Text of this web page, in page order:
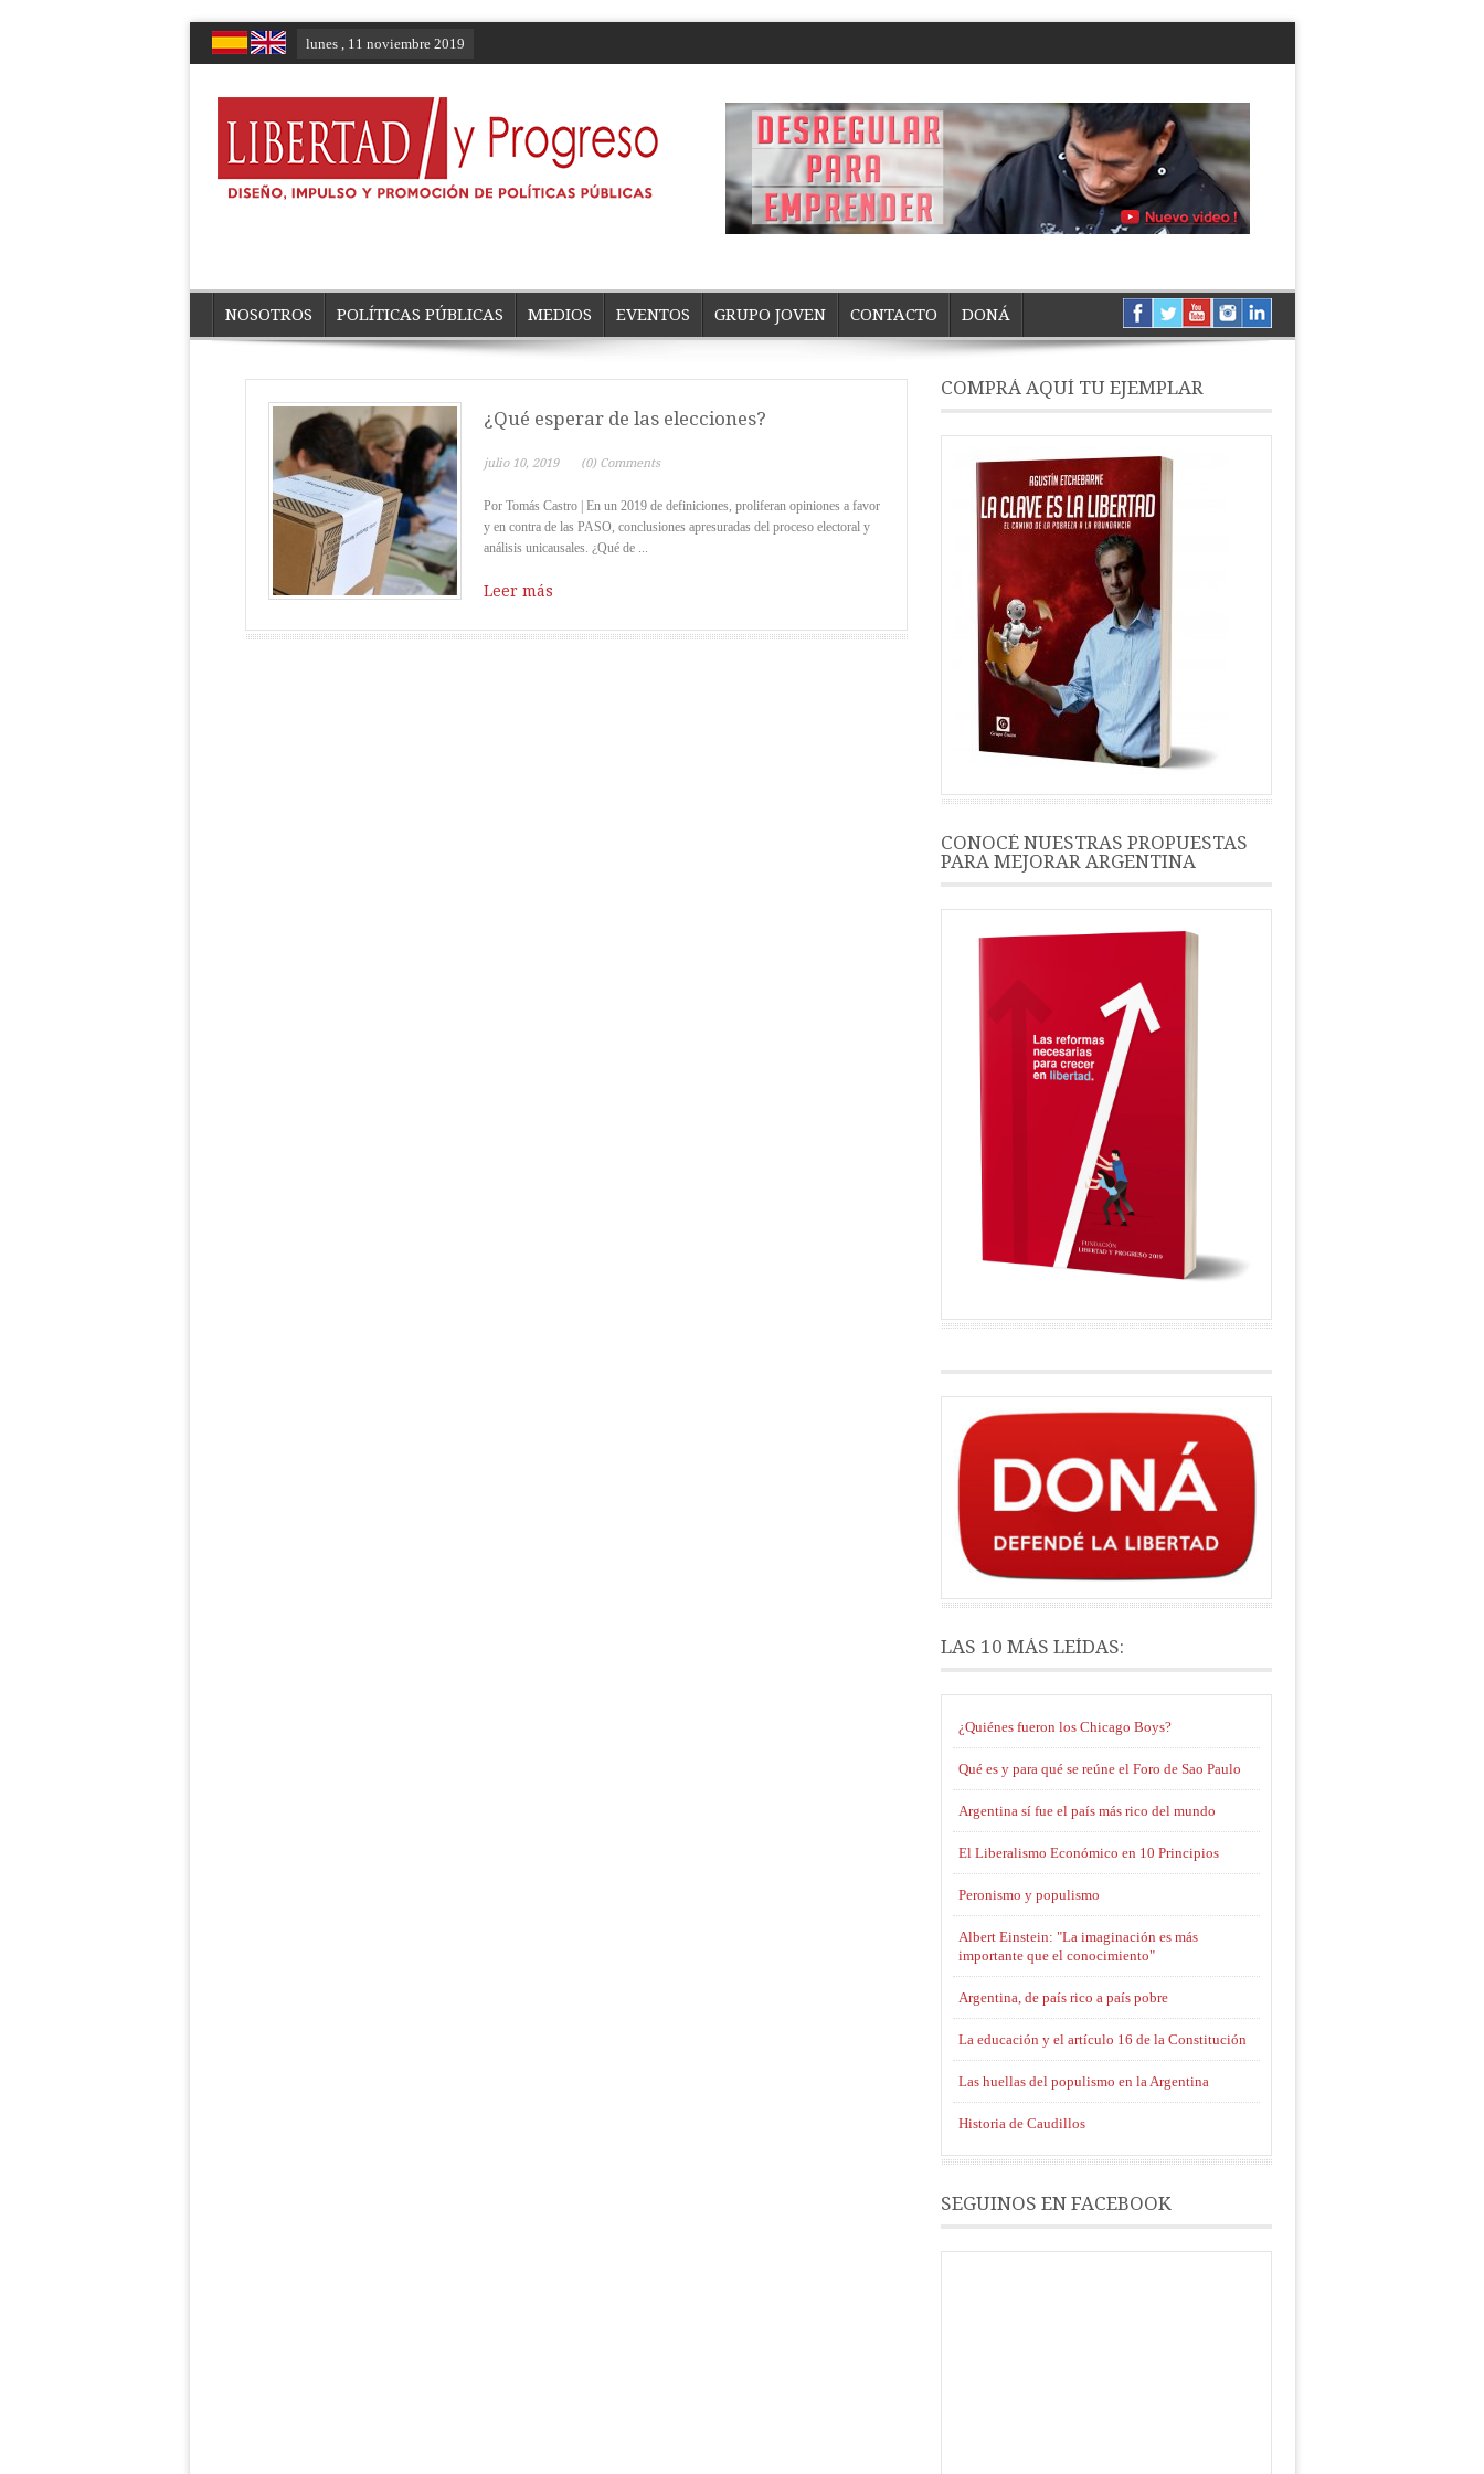
lunes , 11 noviembre 2019
NOSOTROS POLÍTICAS PÚBLICAS MEDIOS EVENTOS GRUPO JOVEN CONTACTO DONÁ
¿Qué esperar de las elecciones?
julio 10, 2019 (0) Comments
Por Tomás Castro | En un 2019 de definiciones, proliferan opiniones a favor
y en contra de las PASO, conclusiones apresuradas del proceso electoral y
análisis unicausales. ¿Qué de ...
Leer más
COMPRÁ AQUÍ TU EJEMPLAR
CONOCÉ NUESTRAS PROPUESTAS
PARA MEJORAR ARGENTINA
LAS 10 MÁS LEÍDAS:
¿Quiénes fueron los Chicago Boys?
Qué es y para qué se reúne el Foro de Sao Paulo
Argentina sí fue el país más rico del mundo
El Liberalismo Económico en 10 Principios
Peronismo y populismo
Albert Einstein: "La imaginación es más
importante que el conocimiento"
Argentina, de país rico a país pobre
La educación y el artículo 16 de la Constitución
Las huellas del populismo en la Argentina
Historia de Caudillos
SEGUINOS EN FACEBOOK